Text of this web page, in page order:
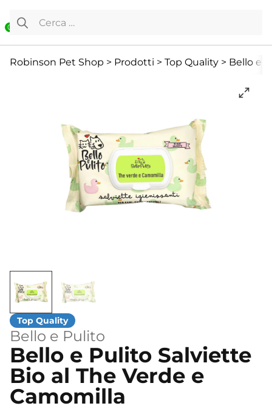
0
Ricerca per:
Robinson Pet Shop > Prodotti > Top Quality > Bello e
Bello e Pulito
Bello e Pulito Salviette
Bio al The Verde e
Camomilla